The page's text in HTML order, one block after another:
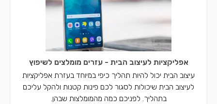
אפליקציות לעיצוב הבית - עזרים מומלצים לשיפוץ
עיצוב הבית יכול להיות תהליך כיפי במיוחד בעזרת אפליקציות
לעיצוב הבית שיכולות לסגור לכם פינות קטנות ולהקל עליכם
בתהליך. לפניכם כמה מהמומלצות שבהן.